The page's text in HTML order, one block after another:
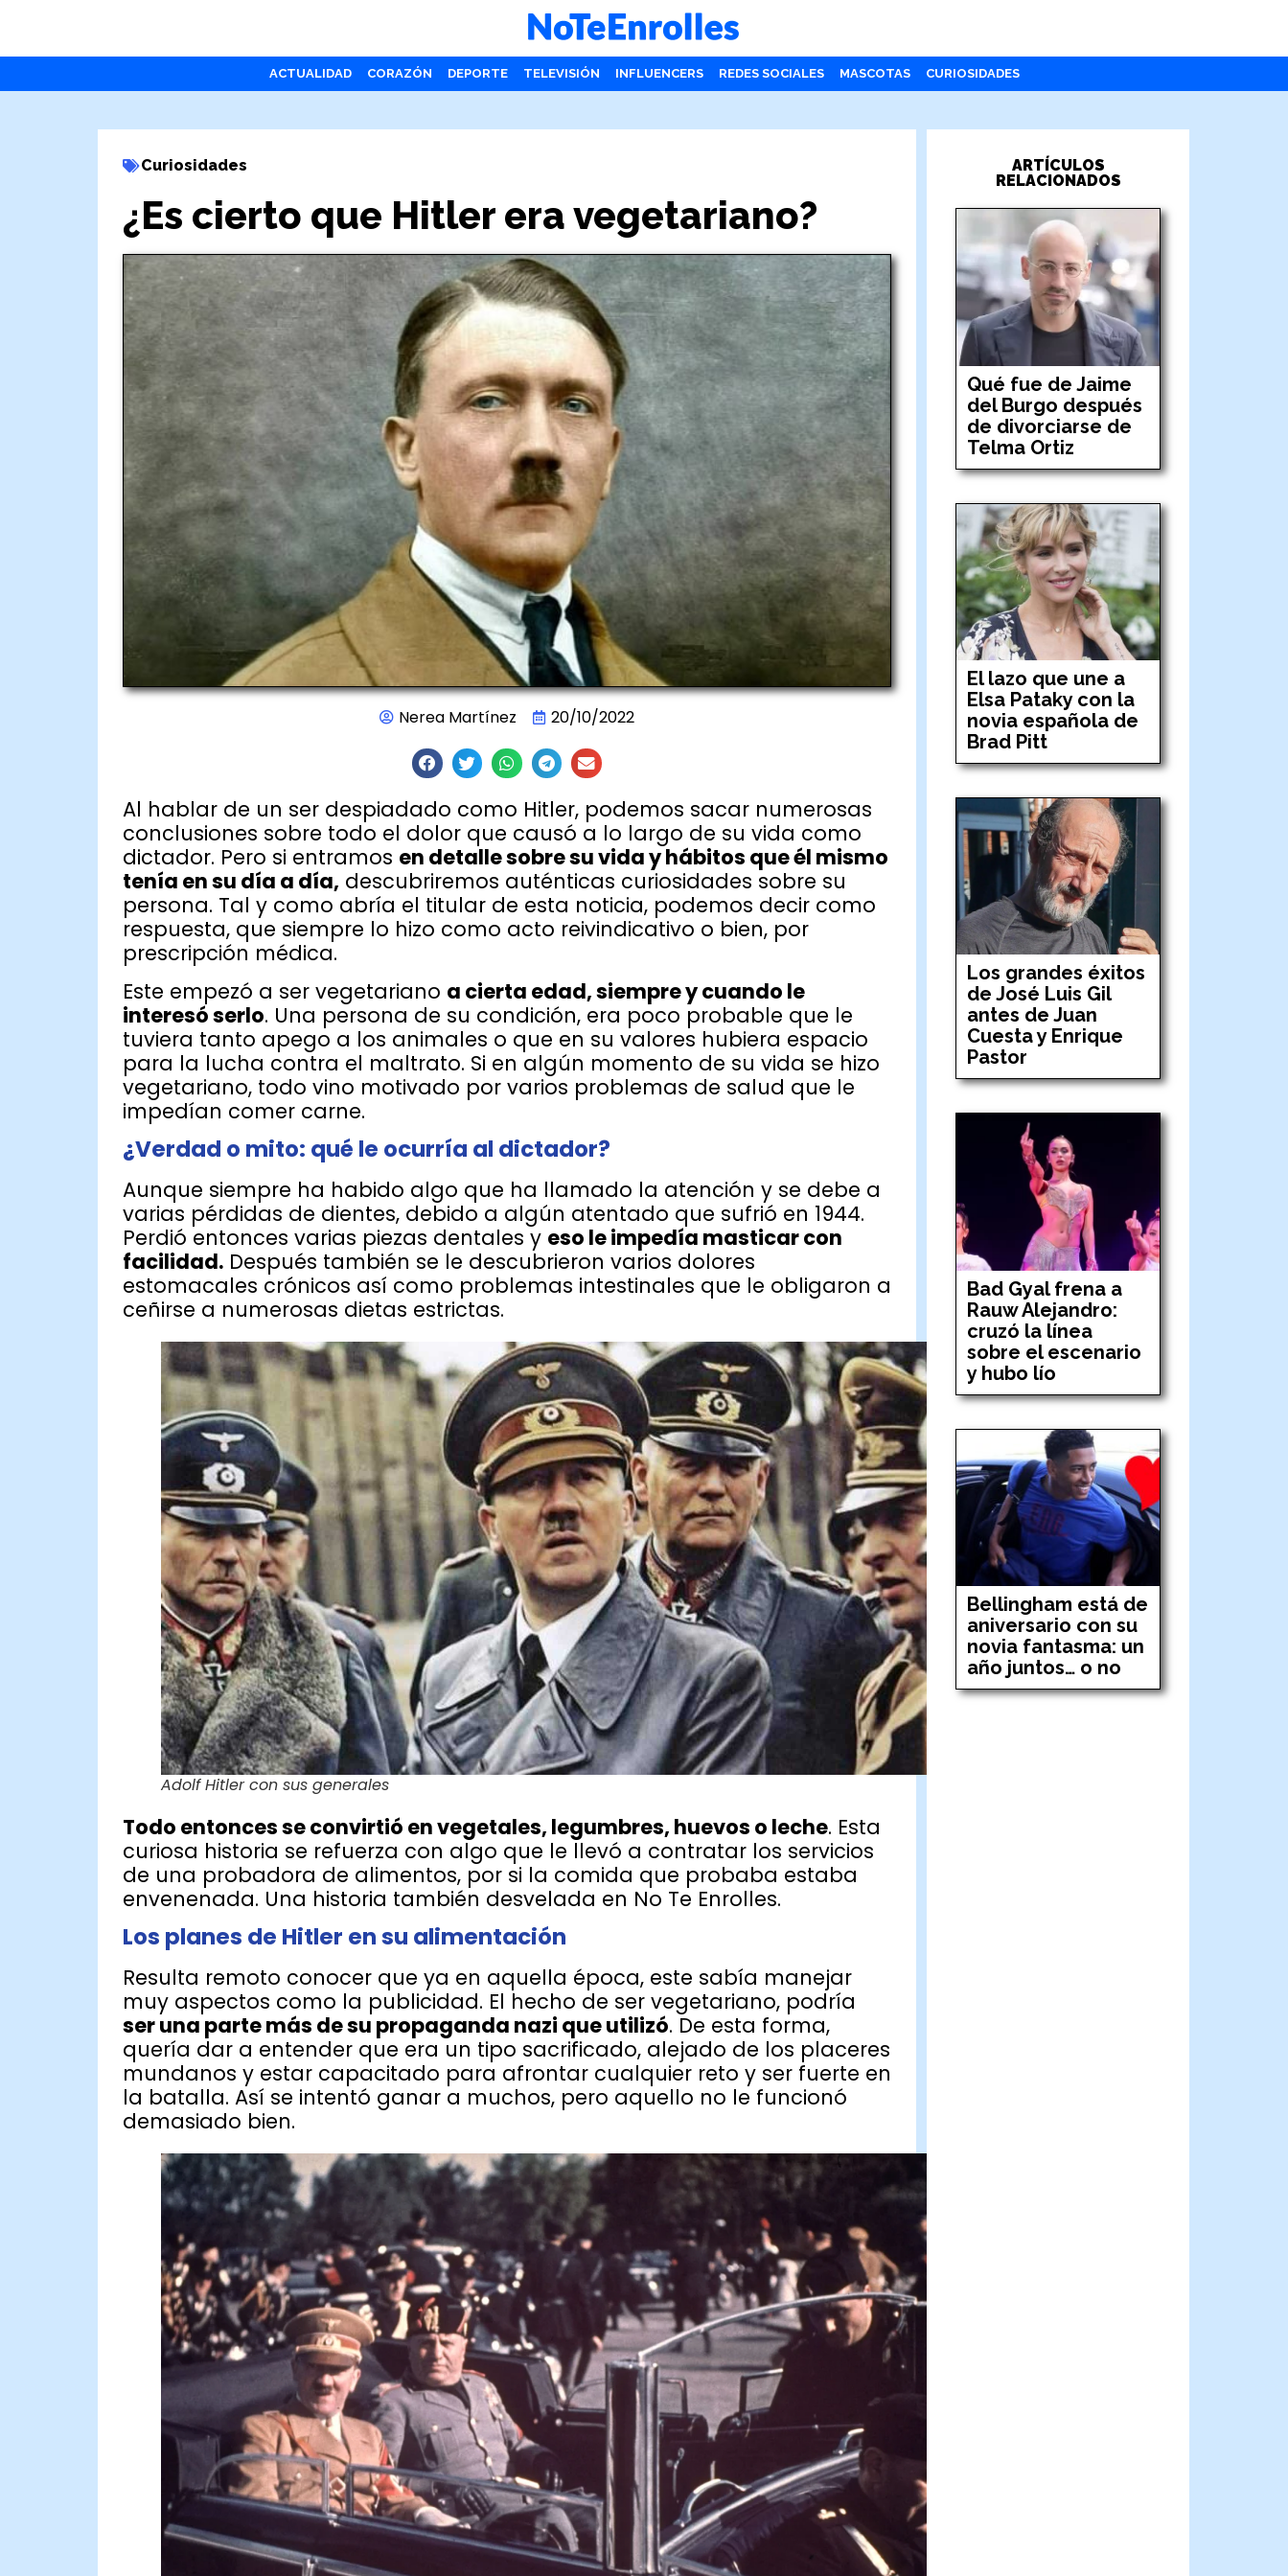
ACTUALIDAD CORAZÓN DEPORTE TELEVISIÓN INFLUENCERS REDES SOCIALES MASCOTAS CURIOSIDADES
Curiosidades
¿Es cierto que Hitler era vegetariano?
Nerea Martínez 20/10/2022
Al hablar de un ser despiadado como Hitler, podemos sacar numerosas
conclusiones sobre todo el dolor que causó a lo largo de su vida como
dictador. Pero si entramos en detalle sobre su vida y hábitos que él mismo
tenía en su día a día, descubriremos auténticas curiosidades sobre su
persona. Tal y como abría el titular de esta noticia, podemos decir como
respuesta, que siempre lo hizo como acto reivindicativo o bien, por
prescripción médica.
Este empezó a ser vegetariano a cierta edad, siempre y cuando le
interesó serlo. Una persona de su condición, era poco probable que le
tuviera tanto apego a los animales o que en su valores hubiera espacio
para la lucha contra el maltrato. Si en algún momento de su vida se hizo
vegetariano, todo vino motivado por varios problemas de salud que le
impedían comer carne.
¿Verdad o mito: qué le ocurría al dictador?
Aunque siempre ha habido algo que ha llamado la atención y se debe a
varias pérdidas de dientes, debido a algún atentado que sufrió en 1944.
Perdió entonces varias piezas dentales y eso le impedía masticar con
facilidad.Después también se le descubrieron varios dolores
estomacales crónicos así como problemas intestinales que le obligaron a
ceñirse a numerosas dietas estrictas.
Adolf Hitler con sus generales
Todo entonces se convirtió en vegetales, legumbres, huevos o leche. Esta
curiosa historia se refuerza con algo que le llevó a contratar los servicios
de una probadora de alimentos, por si la comida que probaba estaba
envenenada. Una historia también desvelada en No Te Enrolles.
Los planes de Hitler en su alimentación
Resulta remoto conocer que ya en aquella época, este sabía manejar
muy aspectos como la publicidad. El hecho de ser vegetariano, podría
ser una parte más de su propaganda nazi que utilizó. De esta forma,
quería dar a entender que era un tipo sacrificado, alejado de los placeres
mundanos y estar capacitado para afrontar cualquier reto y ser fuerte en
la batalla. Así se intentó ganar a muchos, pero aquello no le funcionó
demasiado bien.
ARTÍCULOS
RELACIONADOS
Qué fue de Jaime
del Burgo después
de divorciarse de
Telma Ortiz
El lazo que une a
Elsa Pataky con la
novia española de
Brad Pitt
Los grandes éxitos
de José Luis Gil
antes de Juan
Cuesta y Enrique
Pastor
Bad Gyal frena a
Rauw Alejandro:
cruzó la línea
sobre el escenario
y hubo lío
Bellingham está de
aniversario con su
novia fantasma: un
año juntos… o no